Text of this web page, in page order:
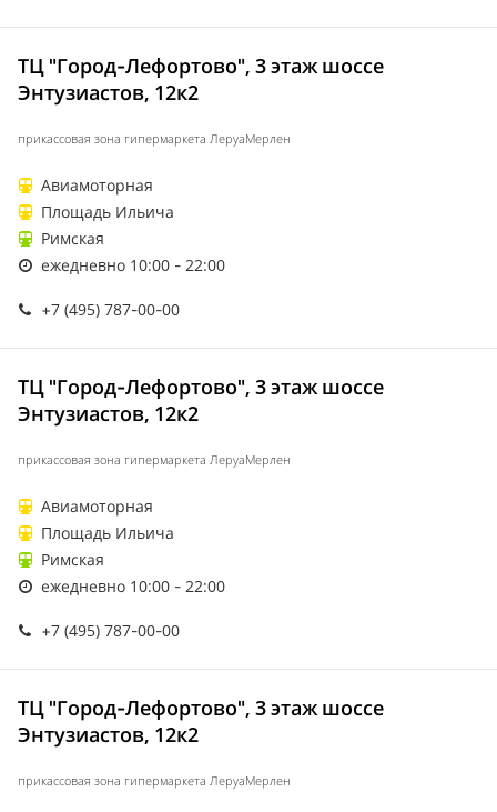
ТЦ "Город-Лефортово", 3 этаж шоссе
Энтузиастов, 12к2
прикассовая зона гипермаркета ЛеруаМерлен
Авиамоторная
Площадь Ильича
Римская
ежедневно 10:00 - 22:00
+7 (495) 787-00-00
ТЦ "Город-Лефортово", 3 этаж шоссе
Энтузиастов, 12к2
прикассовая зона гипермаркета ЛеруаМерлен
Авиамоторная
Площадь Ильича
Римская
ежедневно 10:00 - 22:00
+7 (495) 787-00-00
ТЦ "Город-Лефортово", 3 этаж шоссе
Энтузиастов, 12к2
прикассовая зона гипермаркета ЛеруаМерлен